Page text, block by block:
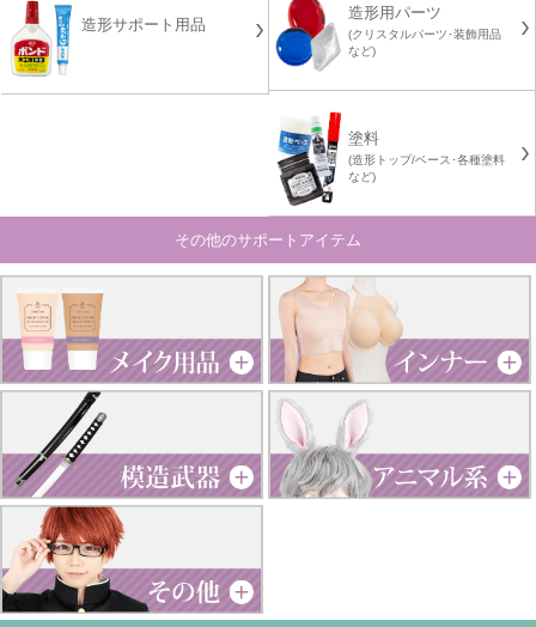
造形サポート用品
造形用パーツ
(クリスタルパーツ･装飾用品
など)
塗料
(造形トップ/ベース･各種塗料
など)
その他のサポートアイテム